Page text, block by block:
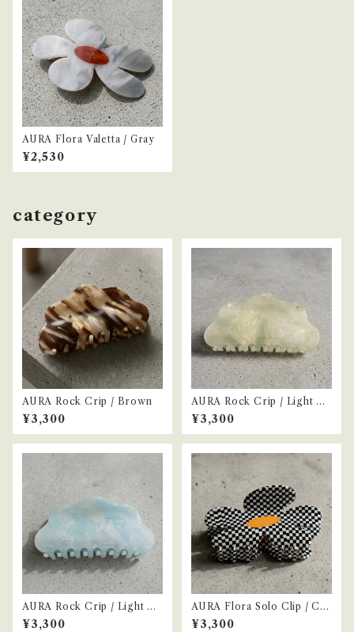
AURA Flora Valetta / Gray
¥2,530
category
AURA Rock Crip / Brown
¥3,300
AURA Rock Crip / Light Gr
een
¥3,300
AURA Rock Crip / Light Bl
ue
¥3,300
AURA Flora Solo Clip / Ch
ecker
¥3,300